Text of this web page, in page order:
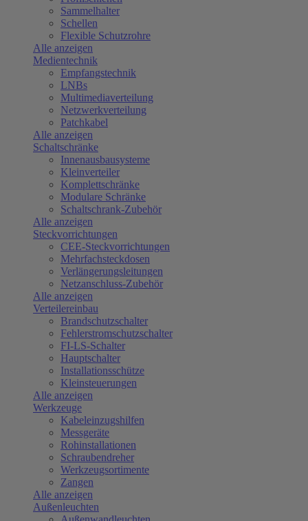
Sammelhalter
Schellen
Flexible Schutzrohre
Alle anzeigen
Medientechnik
Empfangstechnik
LNBs
Multimediaverteilung
Netzwerkverteilung
Patchkabel
Alle anzeigen
Schaltschränke
Innenausbausysteme
Kleinverteiler
Komplettschränke
Modulare Schränke
Schaltschrank-Zubehör
Alle anzeigen
Steckvorrichtungen
CEE-Steckvorrichtungen
Mehrfachsteckdosen
Verlängerungsleitungen
Netzanschluss-Zubehör
Alle anzeigen
Verteilereinbau
Brandschutzschalter
Fehlerstromschutzschalter
FI-LS-Schalter
Hauptschalter
Installationsschütze
Kleinsteuerungen
Alle anzeigen
Werkzeuge
Kabeleinzugshilfen
Messgeräte
Rohinstallationen
Schraubendreher
Werkzeugsortimente
Zangen
Alle anzeigen
Außenleuchten